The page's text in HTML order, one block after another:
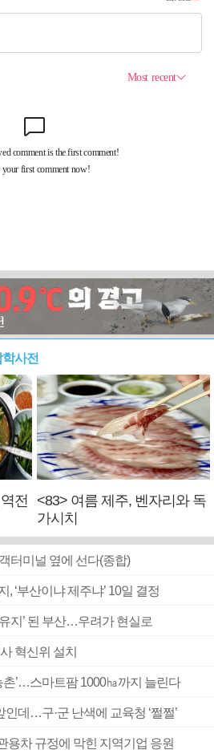
사전
전
<83> 여름 제주, 벤자리와 독
가시치
터미널 옆에 선다(종합)
‘부산이냐 제주냐’ 10일 결정
지’ 된 부산…우려가 현실로
혁신위 설치
촌’…스마트팜 1000㏊까지 늘린다
데…구·군 난색에 교육청 ‘쩔쩔’
차 규정에 막힌 지역기업 응원